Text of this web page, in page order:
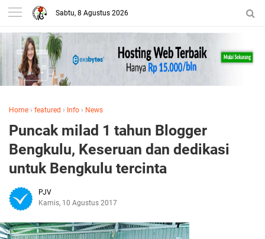
Sabtu, 8 Agustus 2026
Home › featured › Info › News
Puncak milad 1 tahun Blogger
Bengkulu, Keseruan dan dedikasi
untuk Bengkulu tercinta
PJV
Kamis, 10 Agustus 2017